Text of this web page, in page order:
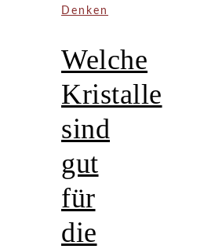
Denken
Welche
Kristalle
sind
gut
für
die